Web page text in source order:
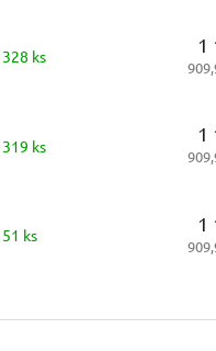
328 ks
1
319 ks
1
51 ks
1